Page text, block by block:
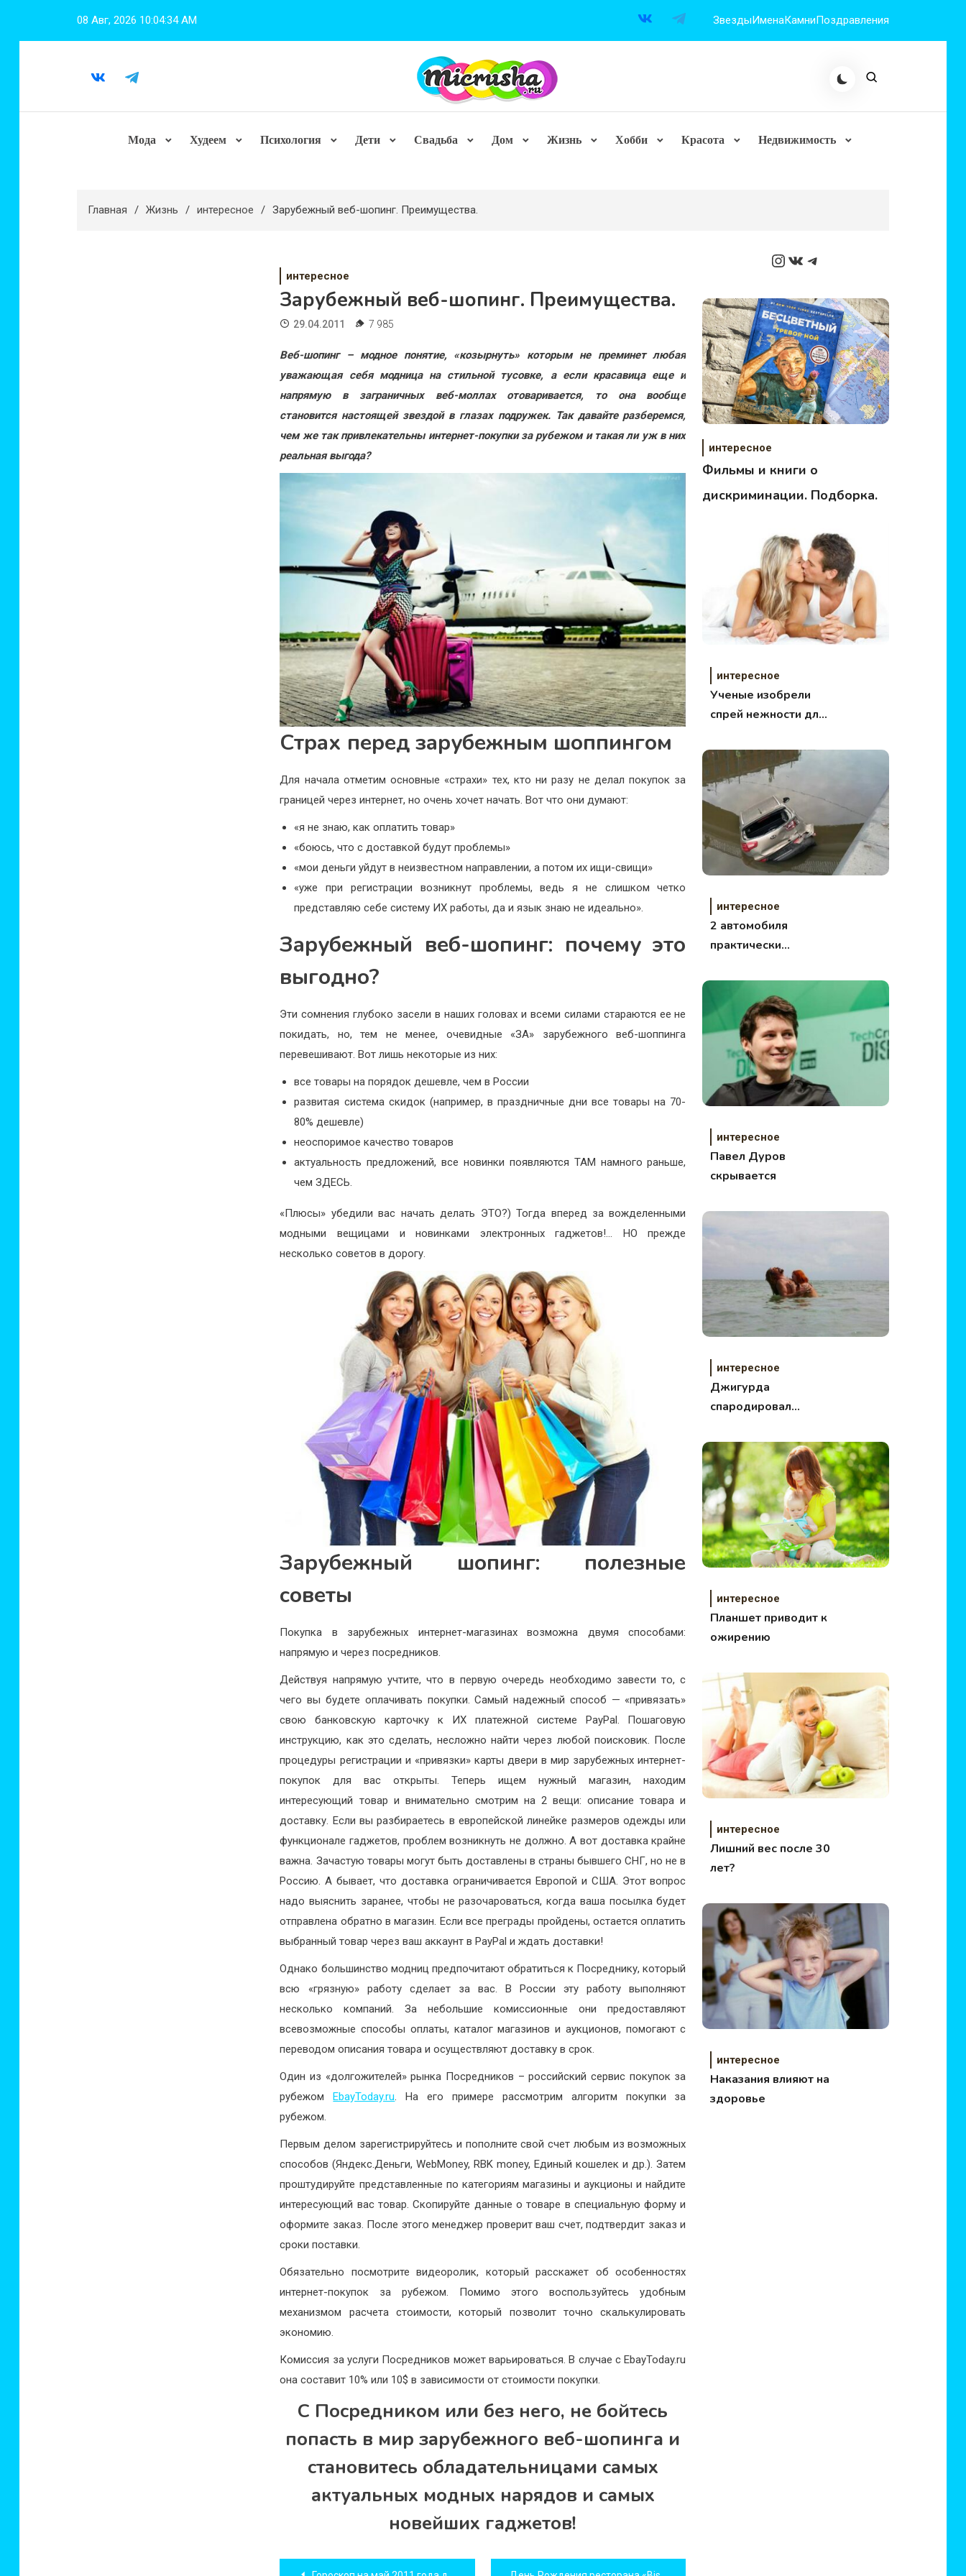
08 Авг, 2026 10:04:36 AM ЗвездыИменаКамниПоздравления
Мода Худеем Психология Дети Свадьба Дом Жизнь Хобби Красота Недвижимость
Главная Жизнь интересное Зарубежный веб-шопинг. Преимущества.
интересное
Зарубежный веб-шопинг. Преимущества.
29.04.2011 7 985
Веб-шопинг – модное понятие, «козырнуть» которым не преминет любая
уважающая себя модница на стильной тусовке, а если красавица еще и
напрямую в заграничных веб-моллах отоваривается, то она вообще
становится настоящей звездой в глазах подружек. Так давайте разберемся,
чем же так привлекательны интернет-покупки за рубежом и такая ли уж в них
реальная выгода?
Страх перед зарубежным шоппингом
Для начала отметим основные «страхи» тех, кто ни разу не делал покупок за
границей через интернет, но очень хочет начать. Вот что они думают:
«я не знаю, как оплатить товар»
«боюсь, что с доставкой будут проблемы»
«мои деньги уйдут в неизвестном направлении, а потом их ищи-свищи»
«уже при регистрации возникнут проблемы, ведь я не слишком четко
представляю себе систему ИХ работы, да и язык знаю не идеально».
Зарубежный веб-шопинг: почему это
выгодно?
Эти сомнения глубоко засели в наших головах и всеми силами стараются ее не
покидать, но, тем не менее, очевидные «ЗА» зарубежного веб-шоппинга
перевешивают. Вот лишь некоторые из них:
все товары на порядок дешевле, чем в России
развитая система скидок (например, в праздничные дни все товары на 70-
80% дешевле)
неоспоримое качество товаров
актуальность предложений, все новинки появляются ТАМ намного раньше,
чем ЗДЕСЬ.
«Плюсы» убедили вас начать делать ЭТО?) Тогда вперед за вожделенными
модными вещицами и новинками электронных гаджетов!… НО прежде
несколько советов в дорогу.
Зарубежный шопинг: полезные
советы
Покупка в зарубежных интернет-магазинах возможна двумя способами:
напрямую и через посредников.
Действуя напрямую учтите, что в первую очередь необходимо завести то, с
чего вы будете оплачивать покупки. Самый надежный способ — «привязать»
свою банковскую карточку к ИХ платежной системе PayPal. Пошаговую
инструкцию, как это сделать, несложно найти через любой поисковик. После
процедуры регистрации и «привязки» карты двери в мир зарубежных интернет-
покупок для вас открыты. Теперь ищем нужный магазин, находим
интересующий товар и внимательно смотрим на 2 вещи: описание товара и
доставку. Если вы разбираетесь в европейской линейке размеров одежды или
функционале гаджетов, проблем возникнуть не должно. А вот доставка крайне
важна. Зачастую товары могут быть доставлены в страны бывшего СНГ, но не в
Россию. А бывает, что доставка ограничивается Европой и США. Этот вопрос
надо выяснить заранее, чтобы не разочароваться, когда ваша посылка будет
отправлена обратно в магазин. Если все преграды пройдены, остается оплатить
выбранный товар через ваш аккаунт в PayPal и ждать доставки!
Однако большинство модниц предпочитают обратиться к Посреднику, который
всю «грязную» работу сделает за вас. В России эту работу выполняют
несколько компаний. За небольшие комиссионные они предоставляют
всевозможные способы оплаты, каталог магазинов и аукционов, помогают с
переводом описания товара и осуществляют доставку в срок.
Один из «долгожителей» рынка Посредников – российский сервис покупок за
рубежомEbayToday.ru. На его примере рассмотрим алгоритм покупки за
рубежом.
Первым делом зарегистрируйтесь и пополните свой счет любым из возможных
способов (Яндекс.Деньги, WebMoney, RBK money, Единый кошелек и др.). Затем
проштудируйте представленные по категориям магазины и аукционы и найдите
интересующий вас товар. Скопируйте данные о товаре в специальную форму и
оформите заказ. После этого менеджер проверит ваш счет, подтвердит заказ и
сроки поставки.
Обязательно посмотрите видеоролик, который расскажет об особенностях
интернет-покупок за рубежом. Помимо этого воспользуйтесь удобным
механизмом расчета стоимости, который позволит точно скалькулировать
экономию.
Комиссия за услуги Посредников может варьироваться. В случае с EbayToday.ru
она составит 10% или 10$ в зависимости от стоимости покупки.
С Посредником или без него, не бойтесь
попасть в мир зарубежного веб-шопинга и
становитесь обладательницами самых
актуальных модных нарядов и самых
новейших гаджетов!
Instagram
ВКонтакте
Telegram
интересное
Фильмы и книги о
дискриминации. Подборка.
интересное
Ученые изобрели
спрей нежности для
интересное
2 автомобиля
практически
в реку
интересное
Павел Дуров
скрывается
интересное
Джигурда
спародировал
Мальдивах! (фото)
интересное
Планшет приводит к
ожирению
интересное
Лишний вес после 30
лет?
интересное
Наказания влияют на
здоровье